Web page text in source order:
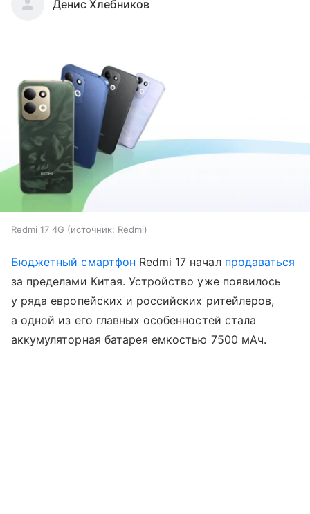
Денис Хлебников
Redmi 17 4G источник: Redmi
Бюджетный смартфон Redmi 17 начал продаваться
за пределами Китая. Устройство уже появилось
у ряда европейских и российских ритейлеров,
а одной из его главных особенностей стала
аккумуляторная батарея емкостью 7500 мАч.